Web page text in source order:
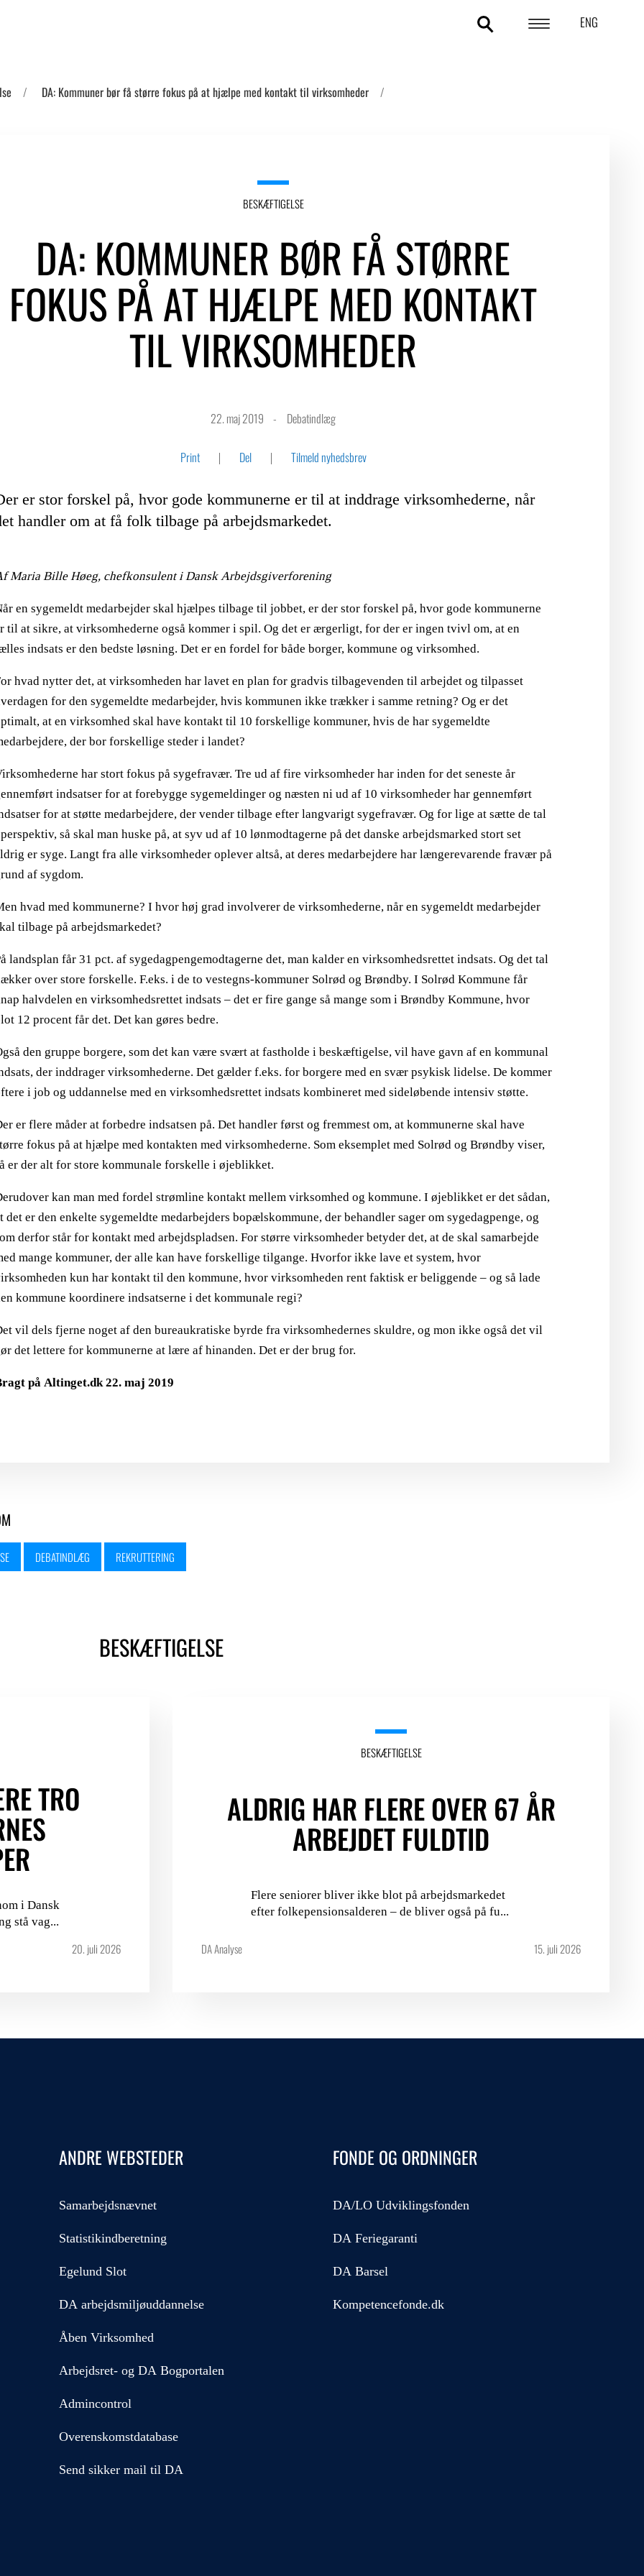
ENG
KONTAKT OG PRESSE
DA: Kommuner bør få større fokus på at hjælpe med kontakt til virksomheder
BESKÆFTIGELSE
DA: KOMMUNER BØR FÅ STØRRE
FOKUS PÅ AT HJÆLPE MED KONTAKT
TIL VIRKSOMHEDER
22. maj 2019 Debatindlæg
Print Del Tilmeld nyhedsbrev
er stor forskel på, hvor gode kommunerne er til at inddrage virksomhederne, når
handler om at få folk tilbage på arbejdsmarkedet.
Maria Bille Høeg, chefkonsulent i Dansk Arbejdsgiverforening
en sygemeldt medarbejder skal hjælpes tilbage til jobbet, er der stor forskel på, hvor gode kommunerne
til at sikre, at virksomhederne også kommer i spil. Og det er ærgerligt, for der er ingen tvivl om, at en
indsats er den bedste løsning. Det er en fordel for både borger, kommune og virksomhed.
hvad nytter det, at virksomheden har lavet en plan for gradvis tilbagevenden til arbejdet og tilpasset
for den sygemeldte medarbejder, hvis kommunen ikke trækker i samme retning? Og er det
at en virksomhed skal have kontakt til 10 forskellige kommuner, hvis de har sygemeldte
der bor forskellige steder i landet?
har stort fokus på sygefravær. Tre ud af fire virksomheder har inden for det seneste år
indsatser for at forebygge sygemeldinger og næsten ni ud af 10 virksomheder har gennemført
for at støtte medarbejdere, der vender tilbage efter langvarigt sygefravær. Og for lige at sætte de tal
så skal man huske på, at syv ud af 10 lønmodtagerne på det danske arbejdsmarked stort set
er syge. Langt fra alle virksomheder oplever altså, at deres medarbejdere har længerevarende fravær på
af sygdom.
hvad med kommunerne? I hvor høj grad involverer de virksomhederne, når en sygemeldt medarbejder
tilbage på arbejdsmarkedet?
landsplan får 31 pct. af sygedagpengemodtagerne det, man kalder en virksomhedsrettet indsats. Og det tal
over store forskelle. F.eks. i de to vestegns-kommuner Solrød og Brøndby. I Solrød Kommune får
halvdelen en virksomhedsrettet indsats – det er fire gange så mange som i Brøndby Kommune, hvor
12 procent får det. Det kan gøres bedre.
den gruppe borgere, som det kan være svært at fastholde i beskæftigelse, vil have gavn af en kommunal
der inddrager virksomhederne. Det gælder f.eks. for borgere med en svær psykisk lidelse. De kommer
i job og uddannelse med en virksomhedsrettet indsats kombineret med sideløbende intensiv støtte.
er flere måder at forbedre indsatsen på. Det handler først og fremmest om, at kommunerne skal have
fokus på at hjælpe med kontakten med virksomhederne. Som eksemplet med Solrød og Brøndby viser,
er der alt for store kommunale forskelle i øjeblikket.
kan man med fordel strømline kontakt mellem virksomhed og kommune. I øjeblikket er det sådan,
det er den enkelte sygemeldte medarbejders bopælskommune, der behandler sager om sygedagpenge, og
derfor står for kontakt med arbejdspladsen. For større virksomheder betyder det, at de skal samarbejde
mange kommuner, der alle kan have forskellige tilgange. Hvorfor ikke lave et system, hvor
kun har kontakt til den kommune, hvor virksomheden rent faktisk er beliggende – og så lade
kommune koordinere indsatserne i det kommunale regi?
vil dels fjerne noget af den bureaukratiske byrde fra virksomhedernes skuldre, og mon ikke også det vil
det lettere for kommunerne at lære af hinanden. Det er der brug for.
på Altinget.dk 22. maj 2019
DEBATINDLÆG REKRUTTERING
BESKÆFTIGELSE
TRO
i Dansk
stå vag...
20. juli 2026
BESKÆFTIGELSE
ALDRIG HAR FLERE OVER 67 ÅR
ARBEJDET FULDTID
Flere seniorer bliver ikke blot på arbejdsmarkedet
efter folkepensionsalderen – de bliver også på fu...
DA Analyse 15. juli 2026
ANDRE WEBSTEDER
Samarbejdsnævnet
Statistikindberetning
Egelund Slot
DA arbejdsmiljøuddannelse
Åben Virksomhed
Arbejdsret- og DA Bogportalen
Admincontrol
Overenskomstdatabase
Send sikker mail til DA
FONDE OG ORDNINGER
DA/LO Udviklingsfonden
DA Feriegaranti
DA Barsel
Kompetencefonde.dk